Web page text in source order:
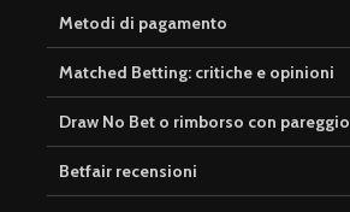
Metodi di pagamento
Matched Betting: critiche e opinioni
Draw No Bet o rimborso con pareggio
Betfair recensioni